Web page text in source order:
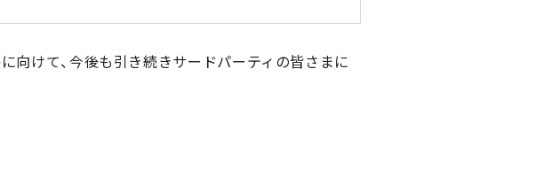
向けて、今後も引き続きサードパーティの皆さまに